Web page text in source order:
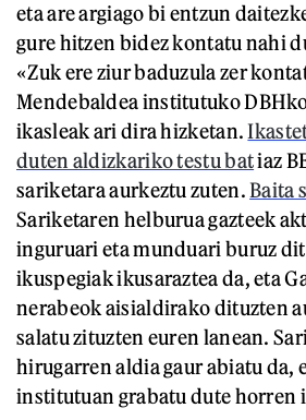
eta are argiago bi entzun
gure hitzen bidez kontatu nahi
«Zuk ere ziur baduzula zer
Mendebaldea institutuko
ikasleak ari dira hizketan.
duten aldizkariko testu batiaz
sariketara aurkeztu zuten.Baita
Sariketaren helburua gazteek
inguruari eta munduari buruz
ikuspegiak ikusaraztea da, eta
nerabeok aisialdirako dituzten
salatu zituzten euren lanean.
hirugarren aldia gaur abiatu da,
institutuan grabatu dute horren